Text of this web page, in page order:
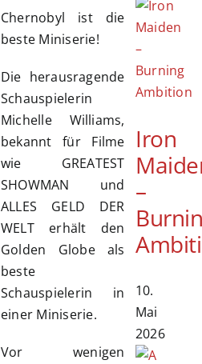
Chernobyl ist die
beste Miniserie!
Die herausragende
Schauspielerin
Michelle Williams,
bekannt für Filme
wie GREATEST
SHOWMAN und
ALLES GELD DER
WELT erhält den
Golden Globe als
beste
Schauspielerin in
einer Miniserie.
Vor wenigen
Iron
–
10.
Mai
2026